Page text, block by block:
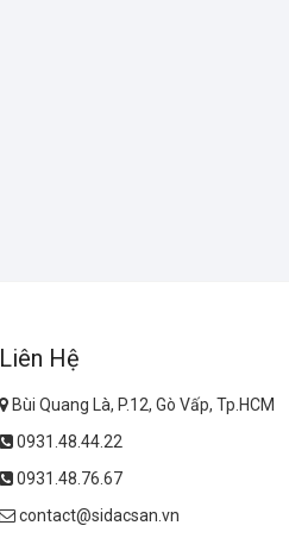
Liên Hệ
Bùi Quang Là, P.12, Gò Vấp, Tp.HCM
0931.48.44.22
0931.48.76.67
contact@sidacsan.vn